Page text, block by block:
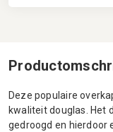
Deze populaire
kwaliteit douglas. Het
gedroogd en hierdoor